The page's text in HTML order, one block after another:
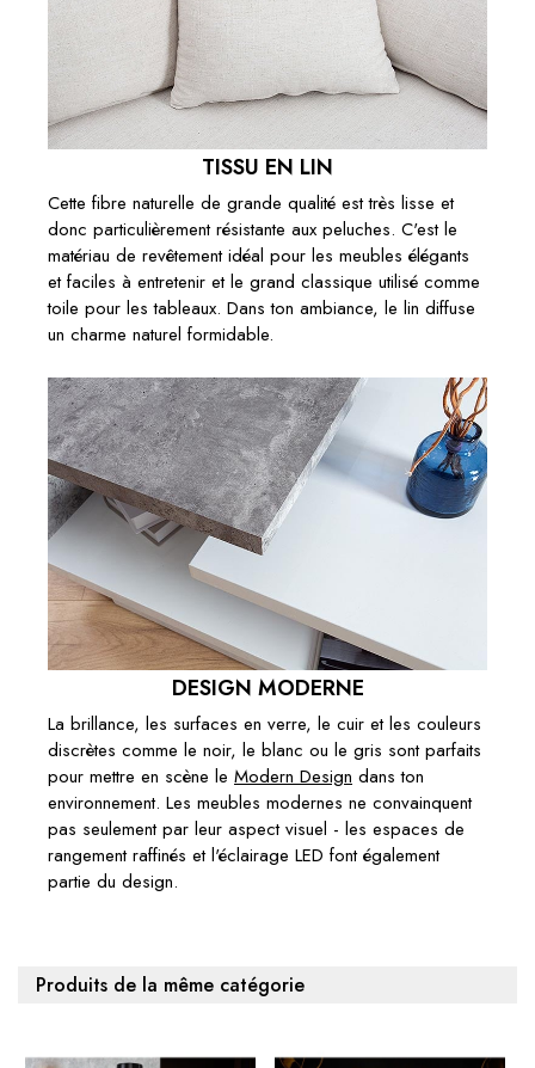
TISSU EN LIN
Cette fibre naturelle de grande qualité est très lisse et
donc particulièrement résistante aux peluches. C'est le
matériau de revêtement idéal pour les meubles élégants
et faciles à entretenir et le grand classique utilisé comme
toile pour les tableaux. Dans ton ambiance, le lin diffuse
un charme naturel formidable.
DESIGN MODERNE
La brillance, les surfaces en verre, le cuir et les couleurs
discrètes comme le noir, le blanc ou le gris sont parfaits
pour mettre en scène le Modern Design dans ton
environnement. Les meubles modernes ne convainquent
pas seulement par leur aspect visuel - les espaces de
rangement raffinés et l'éclairage LED font également
partie du design.
Produits de la même catégorie